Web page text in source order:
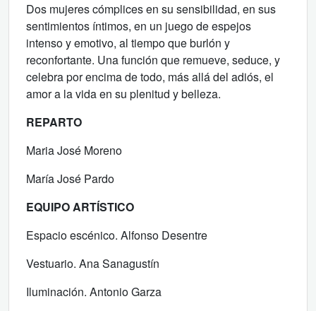
Dos mujeres cómplices en su sensibilidad, en sus
sentimientos íntimos, en un juego de espejos
intenso y emotivo, al tiempo que burlón y
reconfortante. Una función que remueve, seduce, y
celebra por encima de todo, más allá del adiós, el
amor a la vida en su plenitud y belleza.
REPARTO
Maria José Moreno
María José Pardo
EQUIPO ARTÍSTICO
Espacio escénico. Alfonso Desentre
Vestuario. Ana Sanagustín
Iluminación. Antonio Garza